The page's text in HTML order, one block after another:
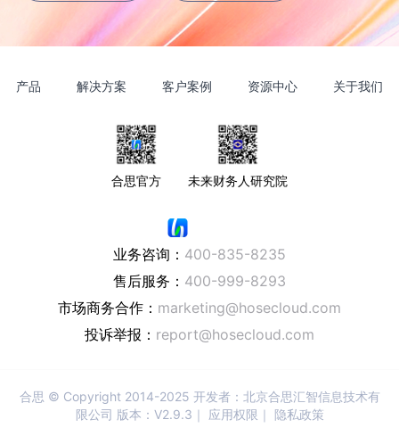
产品 解决方案 客户案例 资源中心 关于我们
合思官方 未来财务人研究院
业务咨询： 400-835-8235
售后服务： 400-999-8293
市场商务合作： marketing@hosecloud.com
投诉举报： report@hosecloud.com
合思 © Copyright 2014-2025 开发者：北京合思汇智信息技术有
限公司 版本：V2.9.3｜
应用权限 ｜ 隐私政策